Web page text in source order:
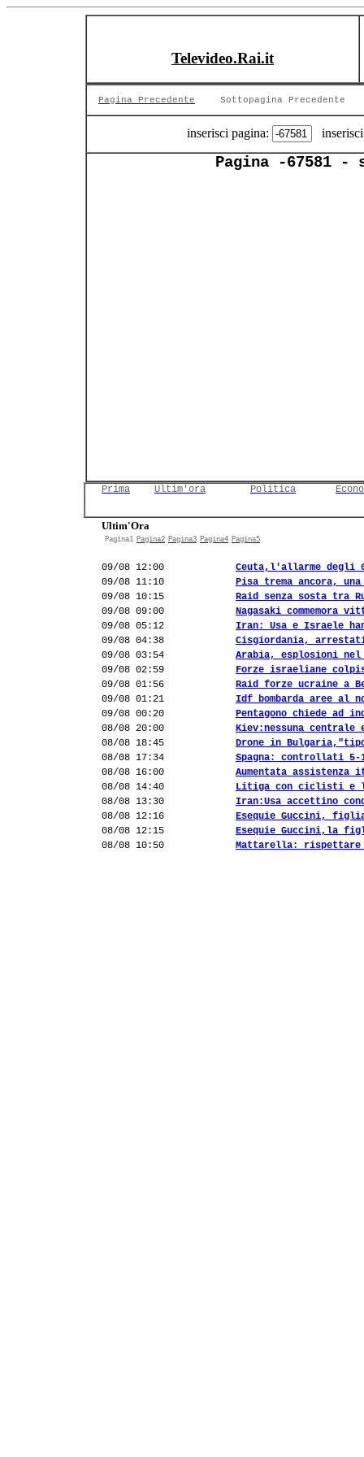
Televideo.Rai.it
Pagina Precedente Sottopagina Precedente
inserisci pagina:
Pagina -67581 -
Prima Ultim'ora Politica
Ultim'Ora
Pagina1 Pagina2 Pagina3 Pagina4 Pagina5
09/08 12:00
Ceuta,l'allarme degli
09/08 11:10
Pisa trema ancora,
09/08 10:15
Raid senza sosta tra
09/08 09:00
Nagasaki commemora
09/08 05:12
Iran: Usa e Israele
09/08 04:38
Cisgiordania,
09/08 03:54
Arabia, esplosioni nel
09/08 02:59
Forze israeliane
09/08 01:56
Raid forze ucraine a
09/08 01:21
Idf bombarda aree al
09/08 00:20
Pentagono chiede ad
08/08 20:00
Kiev:nessuna
08/08 18:45
Drone in
08/08 17:34
Spagna: controllati 5-
08/08 16:00
Aumentata assistenza
08/08 14:40
Litiga con ciclisti
08/08 13:30
Iran:Usa accettino
08/08 12:16
Esequie Guccini,
08/08 12:15
Esequie Guccini,la
08/08 10:50
Mattarella: